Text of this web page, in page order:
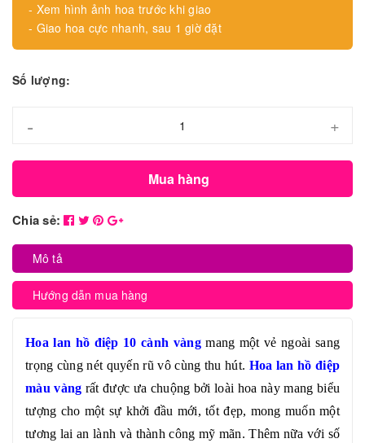
- Xem hình ảnh hoa trước khi giao
- Giao hoa cực nhanh, sau 1 giờ đặt
Số lượng:
- +
Mua hàng
Chia sẻ:
Mô tả
Hướng dẫn mua hàng
Hoa lan hồ điệp 10 cành vàngmang một vẻ ngoài sang
trọng cùng nét quyến rũ vô cùng thu hút. Hoa lan hồ điệp
màu vàng rất được ưa chuộng bởi loài hoa này mang biểu
tượng cho một sự khởi đầu mới, tốt đẹp, mong muốn một
tương lai an lành và thành công mỹ mãn. Thêm nữa với số